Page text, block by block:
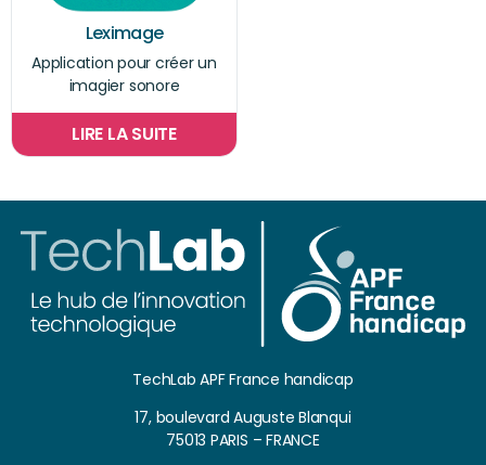
Leximage
Application pour créer un
imagier sonore
LIRE LA SUITE
TechLab APF France handicap
17, boulevard Auguste Blanqui
75013 PARIS – FRANCE